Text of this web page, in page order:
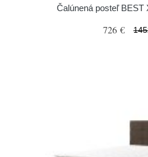
Čalúnená posteľ BEST
726 €